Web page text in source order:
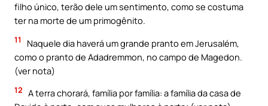
filho único, terão dele um sentimento, como se costuma
ter na morte de um primogênito.
11
Naquele dia haverá um grande pranto em Jerusalém,
como o pranto de Adadremmon, no campo de Magedon.
(ver nota)
12 A terra chorará, família por família: a família da casa de